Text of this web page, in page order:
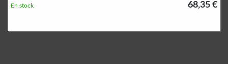
68,35 €
En stock